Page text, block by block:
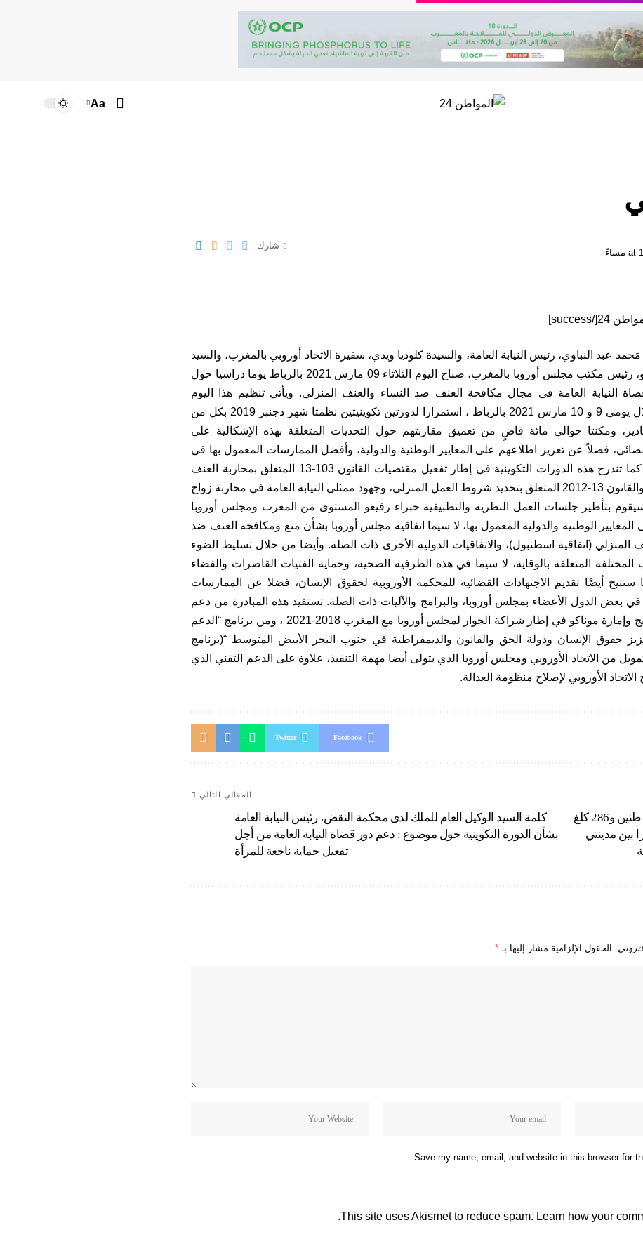
Aa
شارك
عبد النباوي، رئيس النيابة العامة، والسيدة كلوديا ويدي، سفيرة الاتحاد أوروبي بالمغرب، والسيد
مايكل إنجلدو، رئيس مكتب مجلس أوروبا بالمغرب، صباح اليوم الثلاثاء 09 مارس 2021 بالرباط يوما دراسيا حول
النيابة العامة في مجال مكافحة العنف ضد النساء والعنف المنزلي. ويأتي تنظيم هذا اليوم
الدراسي خلال يومي 9 و 10 مارس 2021 بالرباط ، استمرارا لدورتين تكوينيتين نظمتا شهر دجنبر 2019 بكل من
ومكنتا حوالي مائة قاضٍ من تعميق مقاربتهم حول التحديات المتعلقة بهذه الإشكالية على
فضلاً عن تعزيز اطلاعهم على المعايير الوطنية والدولية، وأفضل الممارسات المعمول بها في
هذا المجال. كما تندرج هذه الدورات التكوينية في إطار تفعيل مقتضيات القانون 103-13 المتعلق بمحاربة العنف
ضد النساء، والقانون 13-2012 المتعلق بتحديد شروط العمل المنزلي، وجهود ممثلي النيابة العامة في محاربة زواج
بتأطير جلسات العمل النظرية والتطبيقية خبراء رفيعو المستوى من المغرب ومجلس أوروبا
المعايير الوطنية والدولية المعمول بها، لا سيما اتفاقية مجلس أوروبا بشأن منع ومكافحة العنف ضد
المنزلي (اتفاقية اسطنبول)، والاتفاقيات الدولية الأخرى ذات الصلة. وأيضا من خلال تسليط الضوء
المختلفة المتعلقة بالوقاية، لا سيما في هذه الظرفية الصحية، وحماية الفتيات القاصرات والفضاء
ستتيح أيضًا تقديم الاجتهادات القضائية للمحكمة الأوروبية لحقوق الإنسان، فضلا عن الممارسات
في بعض الدول الأعضاء بمجلس أوروبا، والبرامج والآليات ذات الصلة. تستفيد هذه المبادرة من دعم
مملكة النرويج وإمارة موناكو في إطار شراكة الجوار لمجلس أوروبا مع المغرب 2018-2021 ، ومن برنامج “الدعم
حقوق الإنسان ودولة الحق والقانون والديمقراطية في جنوب البحر الأبيض المتوسط “(برنامج
4) ، بتمويل من الاتحاد الأوروبي ومجلس أوروبا الذي يتولى أيضا مهمة التنفيذ، علاوة على الدعم التقني الذي
الاتحاد الأوروبي لإصلاح منظومة العدالة.
Facebook
Twitter
العرائش: حجز طنين و286 كلغ
بين مدينتي
المقالي التالي
كلمة السيد الوكيل العام للملك لدى محكمة النقض، رئيس النيابة العامة
بشأن الدورة التكوينية حول موضوع : دعم دور قضاة النيابة العامة من أجل
تفعيل حماية ناجعة للمرأة
الحقول الإلزامية مشار إليها بـ *
Save my name, email, and website in this browser for
This site uses Akismet to reduce spam. Learn how your